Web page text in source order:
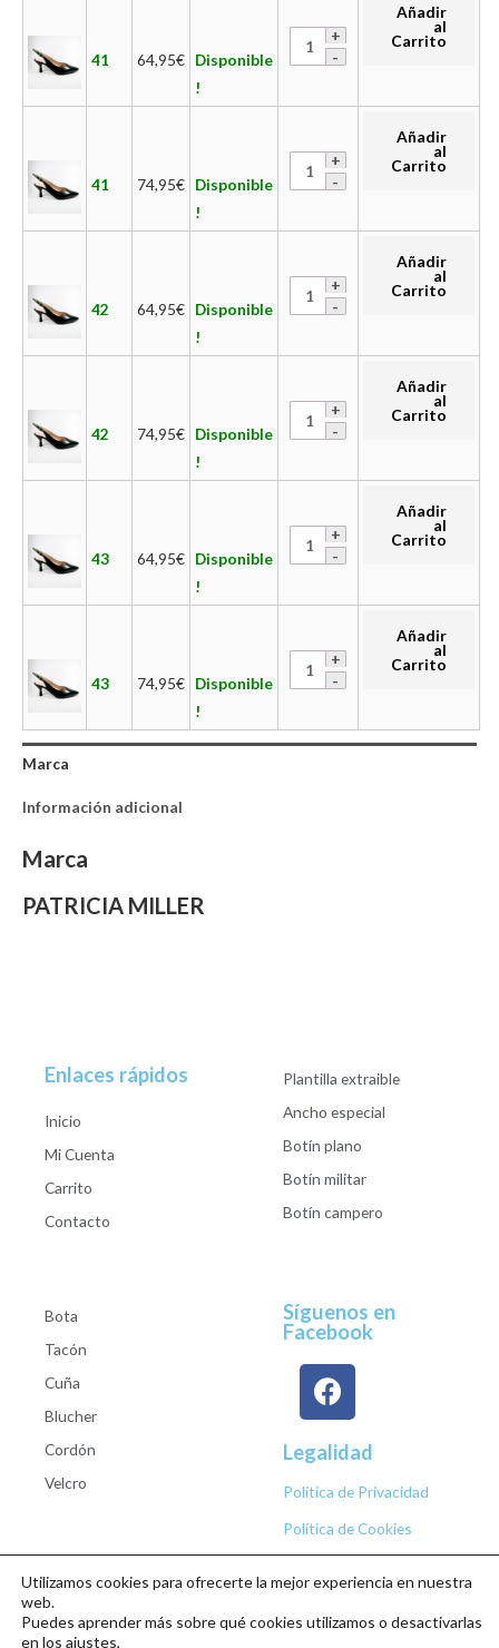
41 64,95€ Disponible
!
Añadir
al
Carrito
41 74,95€ Disponible
!
Añadir
al
Carrito
42 64,95€ Disponible
!
Añadir
al
Carrito
42 74,95€ Disponible
!
Añadir
al
Carrito
43 64,95€ Disponible
!
Añadir
al
Carrito
43 74,95€ Disponible
!
Añadir
al
Carrito
Marca
Información adicional
Marca
PATRICIA MILLER
Enlaces rápidos
Inicio
Mi Cuenta
Carrito
Contacto
Plantilla extraible
Ancho especial
Botín plano
Botín militar
Botín campero
Bota
Tacón
Cuña
Blucher
Cordón
Velcro
Síguenos en
Facebook
Legalidad
Política de Privacidad
Política de Cookies
Copyright © 2026 Calzados Roberto Studio
Utilizamos cookies para ofrecerte la mejor experiencia en nuestra
web.
Puedes aprender más sobre qué cookies utilizamos o desactivarlas
en los ajustes,